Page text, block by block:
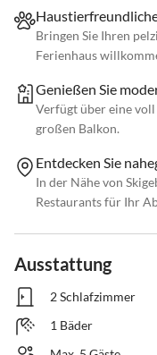
Bringen Sie Ihren
Ferienhaus
Genießen Sie
Verfügt über eine
großen Balkon.
Entdecken Sie
In der Nähe von
Restaurants für Ihr
Ausstattung
2 Schlafzimmer
1 Bäder